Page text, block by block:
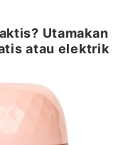
Utamakan
atau elektrik